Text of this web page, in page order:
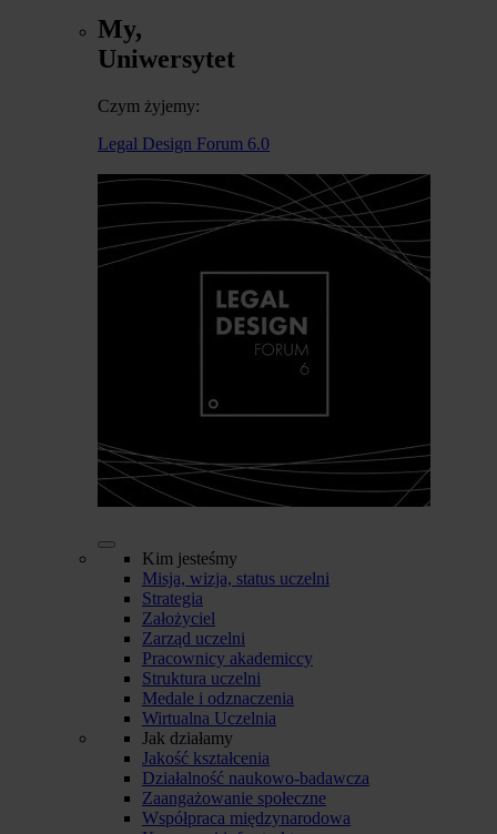
My,
Uniwersytet
Czym żyjemy:
Legal Design Forum 6.0
Kim jesteśmy
Misja, wizja, status uczelni
Strategia
Założyciel
Zarząd uczelni
Pracownicy akademiccy
Struktura uczelni
Medale i odznaczenia
Wirtualna Uczelnia
Jak działamy
Jakość kształcenia
Działalność naukowo-badawcza
Zaangażowanie społeczne
Współpraca międzynarodowa